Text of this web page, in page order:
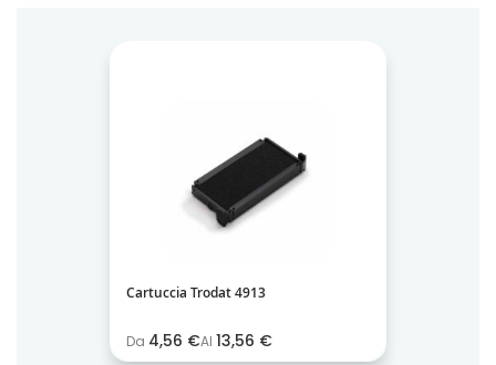
Cartuccia Trodat 4913
Da 4,56 €Al 13,56 €